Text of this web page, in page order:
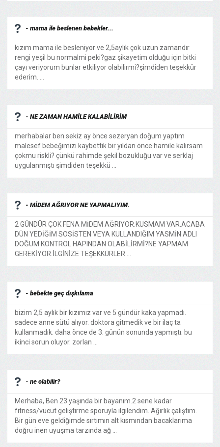
- mama ile beslenen bebekler...
kızım mama ile besleniyor ve 2,5aylık çok uzun zamandır
rengi yeşil bu normalmi peki?gaz şikayetim olduğu için bitki
çayı veriyorum bunlar etkiliyor olabilirmi?şimdiden teşekkür
ederim. ...
- NE ZAMAN HAMİLE KALABİLİRİM
merhabalar ben sekiz ay önce sezeryan doğum yaptım
malesef bebeğimizi kaybettik bir yıldan önce hamile kalırsam
çokmu riskli? çünkü rahimde şekil bozukluğu var ve serklaj
uygulanmıştı şimdiden teşekkü ...
- MİDEM AĞRIYOR NE YAPMALIYIM.
2 GÜNDÜR ÇOK FENA MİDEM AĞRIYOR.KUSMAM VAR.ACABA
DÜN YEDİĞİM SOSİSTEN VEYA KULLANDIĞIM YASMİN ADLI
DOĞUM KONTROL HAPINDAN OLABİLİRMİ?NE YAPMAM
GEREKİYOR.İLGİNİZE TEŞEKKÜRLER ...
- bebekte geç dışkılama
bizim 2,5 aylık bir kızımız var ve 5 gündür kaka yapmadı.
sadece anne sütü alıyor. doktora gitmedik ve bir ilaç ta
kullanmadık. daha önce de 3. günün sonunda yapmıştı. bu
ikinci sorun oluyor. zorlan ...
- ne olabilir?
Merhaba, Ben 23 yaşında bir bayanım.2 sene kadar
fitness/vucut geliştirme sporuyla ilgilendim. Ağırlık çalıştım.
Bir gün eve geldiğimde sırtımın alt kısmından bacaklarıma
doğru inen uyuşma tarzında ağ ...